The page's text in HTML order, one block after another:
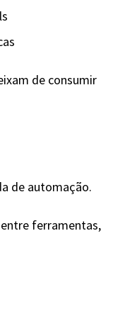
de consumir
de automação.
ferramentas,